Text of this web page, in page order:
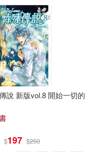
說 新版vol.8 開始一切的
$197 $250